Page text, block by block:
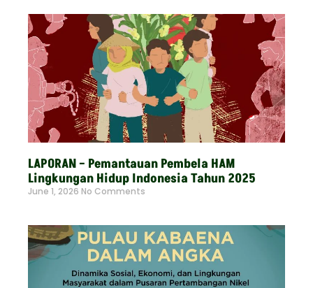
LAPORAN – Pemantauan Pembela HAM
Lingkungan Hidup Indonesia Tahun 2025
June 1, 2026 No Comments